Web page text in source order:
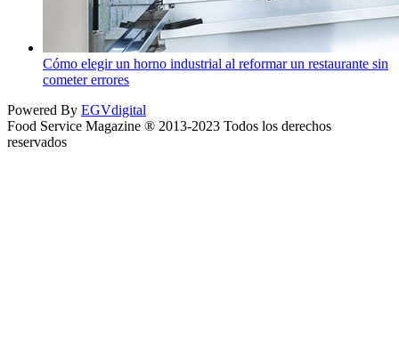
Cómo elegir un horno industrial al reformar un restaurante sin
cometer errores
Powered By EGVdigital
Food Service Magazine ® 2013-2023 Todos los derechos
reservados